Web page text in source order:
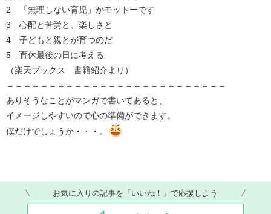
2 「無理しない育児」がモットーです
3 心配と苦労と、楽しさと
4 子どもと親とが育つのだ
5 育休最後の日に考える
（楽天ブックス 書籍紹介より）
＝＝＝＝＝＝＝＝＝＝＝＝＝＝＝＝＝＝＝＝＝＝＝＝＝＝
ありそうなことがマンガで書いてあると、
イメージしやすいので心の準備ができます。
僕だけでしょうか・・・。
お気に入りの記事を「いいね！」で応援しよう